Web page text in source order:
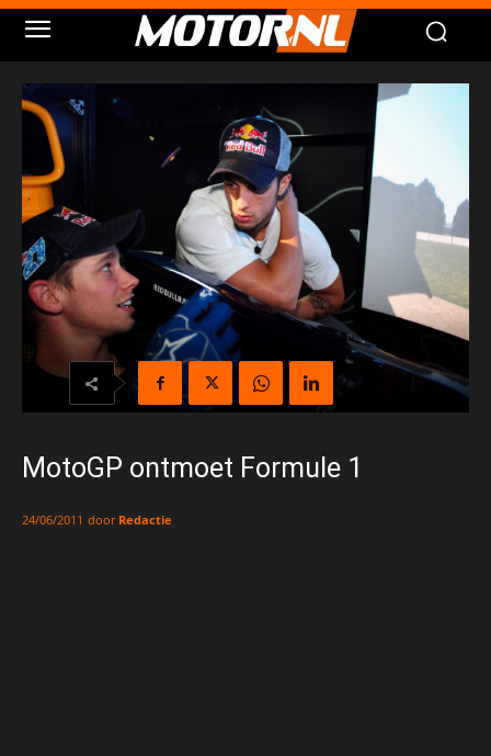
MotoGP ontmoet Formule 1
24/06/2011 door Redactie